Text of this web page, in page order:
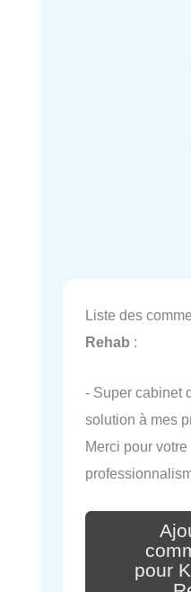
Liste des
Rehab :
- Super cabinet
solution à mes
Merci pour votre
pour